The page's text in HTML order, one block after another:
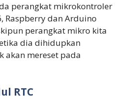
perangkat mikrokontroler
Raspberry dan Arduino
perangkat mikro kita
dia dihidupkan
akan mereset pada
RTC